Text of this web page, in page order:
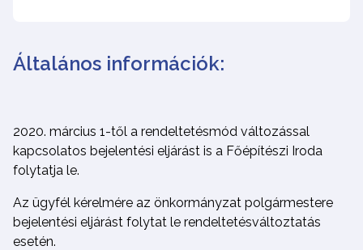
Általános információk:
2020. március 1-től a rendeltetésmód változással
kapcsolatos bejelentési eljárást is a Főépítészi Iroda
folytatja le.
Az ügyfél kérelmére az önkormányzat polgármestere
bejelentési eljárást folytat le rendeltetésváltoztatás
esetén.